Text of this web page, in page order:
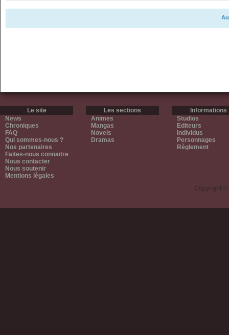
Le site
News
Chroniques
FAQ
Qui sommes-nous ?
Nos partenaires
Faites-nous connaitre
Nous contacter
Nous soutenir
Mentions légales
Les sections
Animes
Mangas
Novels
Dramas
Informations
Studios
Editeurs
Individus
Personnages
Règlement
Copyright ©